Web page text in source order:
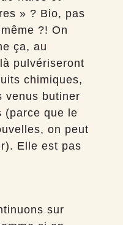
» ? Bio, pas
?! On
ça, au
pulvériseront
chimiques,
venus butiner
(parce que le
on peut
Elle est pas
sur